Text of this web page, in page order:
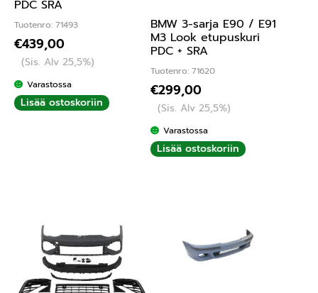
PDC SRA
Tuotenro: 71493
€439,00
(Sis. Alv 25,5%)
Varastossa
Lisää ostoskoriin
BMW 3-sarja E90 / E91
M3 Look etupuskuri
PDC + SRA
Tuotenro: 71620
€299,00
(Sis. Alv 25,5%)
Varastossa
Lisää ostoskoriin